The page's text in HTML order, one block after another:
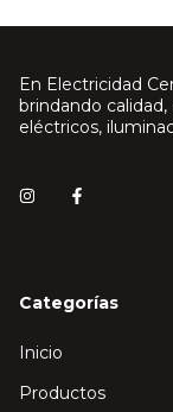
En Electricidad
brindando
eléctricos,
Categorías
Inicio
Productos